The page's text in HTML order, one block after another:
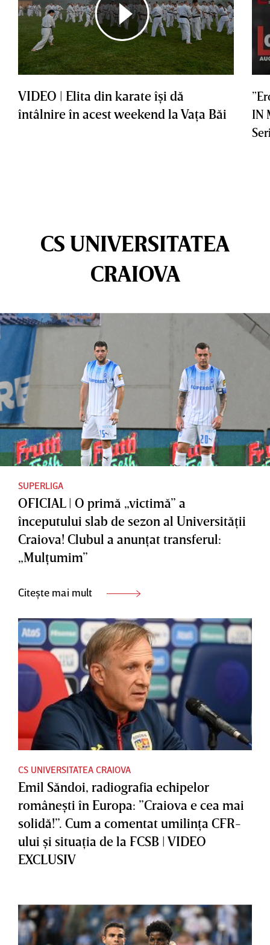
VIDEO | Elita din karate îşi dă
întâlnire în acest weekend la Vaţa Băi
IN
CS UNIVERSITATEA
CRAIOVA
SUPERLIGA
OFICIAL | O primă „victimă” a
începutului slab de sezon al Universităţii
Craiova! Clubul a anunţat transferul:
„Mulţumim”
Citește mai mult
CS UNIVERSITATEA CRAIOVA
Emil Săndoi, radiografia echipelor
româneşti în Europa: ”Craiova e cea mai
solidă!”. Cum a comentat umilinţa CFR-
ului şi situaţia de la FCSB | VIDEO
EXCLUSIV